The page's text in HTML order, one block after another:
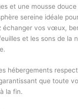
et une mousse
sereine idéale
échanger vos vœux,
et les sons de la
hébergements
que toute
la fin.